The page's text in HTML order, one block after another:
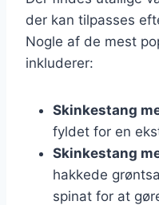
der kan tilpasses
Nogle af de mest
inkluderer:
Skinkestang
fyldet for en
Skinkestang
hakkede
spinat for at